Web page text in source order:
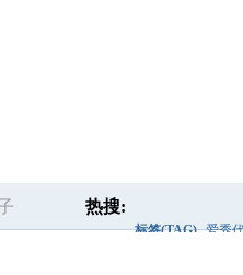
热搜:
标签(TAG) 爱秀